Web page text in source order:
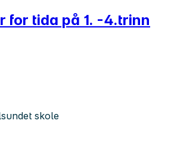
for tida på 1. -4.trinn
skole